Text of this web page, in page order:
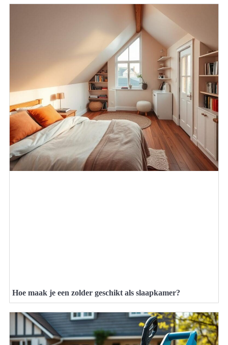
Hoe maak je een zolder geschikt als slaapkamer?